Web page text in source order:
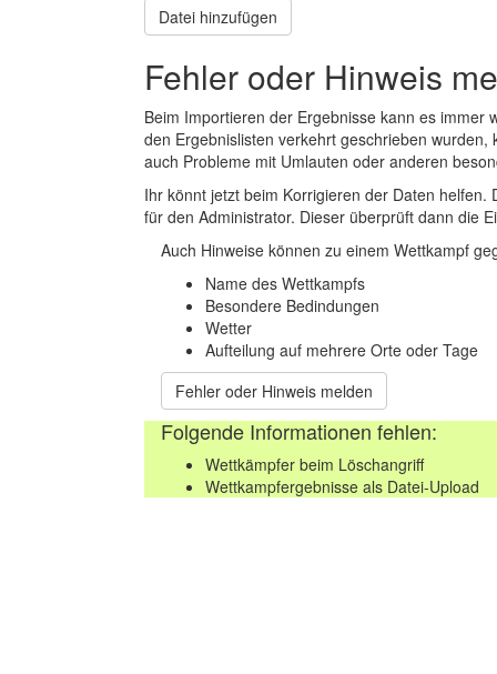
Datei hinzufügen
Fehler oder Hinweis
Beim Importieren der Ergebnisse kann es
den Ergebnislisten verkehrt geschrieben
auch Probleme mit Umlauten oder anderen
Ihr könnt jetzt beim Korrigieren der Daten
für den Administrator. Dieser überprüft dann die
Auch Hinweise können zu einem Wettkampf
Name des Wettkampfs
Besondere Bedindungen
Wetter
Aufteilung auf mehrere Orte oder Tage
Fehler oder Hinweis melden
Folgende Informationen fehlen:
Wettkämpfer beim Löschangriff
Wettkampfergebnisse als Datei-Upload